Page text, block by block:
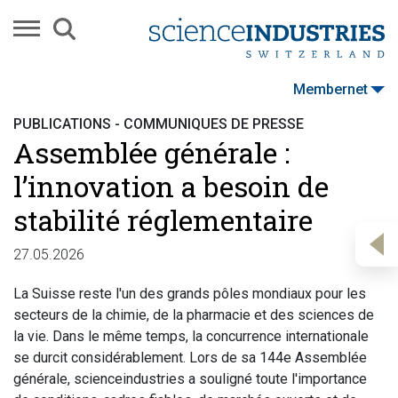
Membernet
PUBLICATIONS - COMMUNIQUÉS DE PRESSE
Assemblée générale :
l’innovation a besoin de
stabilité réglementaire
27.05.2026
La Suisse reste l'un des grands pôles mondiaux pour les
secteurs de la chimie, de la pharmacie et des sciences de
la vie. Dans le même temps, la concurrence internationale
se durcit considérablement. Lors de sa 144e Assemblée
générale, scienceindustries a souligné toute l'importance